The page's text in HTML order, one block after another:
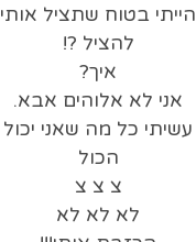
הייתי בטוח שתציל אותי
להציל ?!
איך?
אני לא אלוהים אבא.
עשיתי כל מה שאני יכול
הכול
צ צ צ
לא לא לא